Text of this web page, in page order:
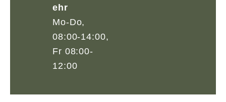
ehr
Mo-Do,
08:00-14:00,
Fr 08:00-
12:00